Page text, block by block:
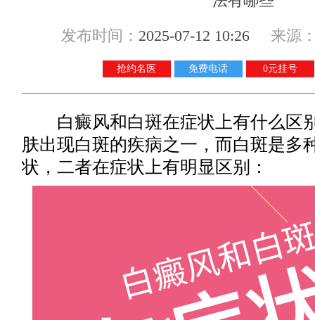
发布时间： 2025-07-12 10:26 来源
抢约名医 免费电话 0元挂号
白癜风和白斑在症状上有什么区
肤出现白斑的疾病之一，而白斑是多
状，二者在症状上有明显区别：